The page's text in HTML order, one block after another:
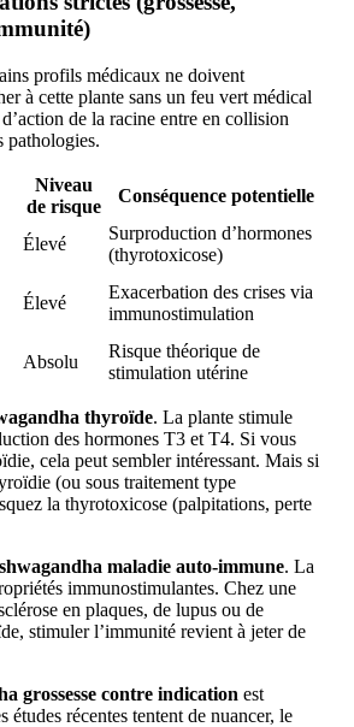
profils médicaux ne doivent
à cette plante sans un feu vert médical
de la racine entre en collision
pathologies.
Niveau
de risque
Conséquence potentielle
Élevé
Surproduction d’hormones
(thyrotoxicose)
Élevé
Exacerbation des crises via
immunostimulation
Absolu
Risque théorique de
stimulation utérine
thyroïde. La plante stimule
des hormones T3 et T4. Si vous
cela peut sembler intéressant. Mais si
(ou sous traitement type
la thyrotoxicose (palpitations, perte
maladie auto-immune. La
immunostimulantes. Chez une
en plaques, de lupus ou de
stimuler l’immunité revient à jeter de
grossesse contre indication est
études récentes tentent de nuancer, le